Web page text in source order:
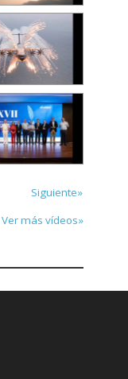
Siguiente»
Ver más vídeos»